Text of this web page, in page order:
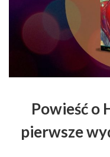
Powieść o
pierwsze